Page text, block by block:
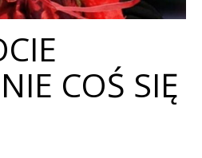
COŚ SIĘ